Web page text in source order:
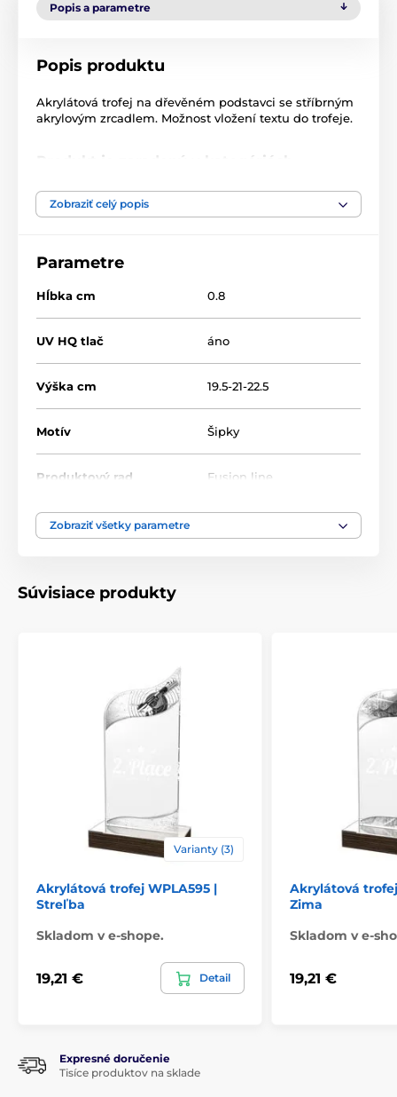
Popis a parametre
Popis produktu
Akrylátová trofej na dřevěném podstavci se stříbrným
akrylovým zrcadlem. Možnost vložení textu do trofeje.
Produkt je zaradený v kategóriách
Šipky Fusion line
Zobraziť celý popis
Parametre
Hĺbka cm 0.8
UV HQ tlač áno
Výška cm 19.5-21-22.5
Motív Šipky
Produktový rad Fusion line
Typ ocenenia
Zobraziť všetky parametre
Súvisiace produkty
Varianty (3)
Akrylátová trofej WPLA595 |
Streľba
Skladom v e-shope.
19,21 € Detail
Akrylátová
Zima
Skladom v e-
19,21 €
Expresné doručenie
Tisíce produktov na sklade